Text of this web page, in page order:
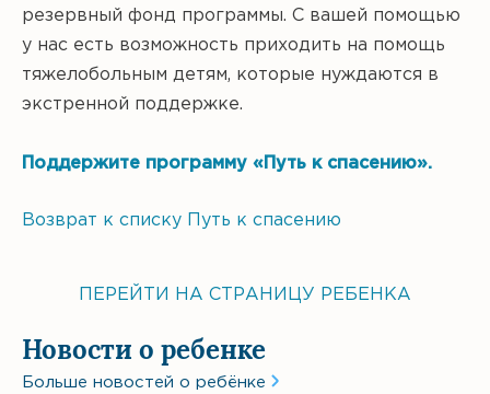
резервный фонд программы. С вашей помощью
у нас есть возможность приходить на помощь
тяжелобольным детям, которые нуждаются в
экстренной поддержке.
Поддержите программу «Путь к спасению».
Возврат к списку Путь к спасению
ПЕРЕЙТИ НА СТРАНИЦУ РЕБЕНКА
Новости о ребенке
Больше новостей о ребёнке